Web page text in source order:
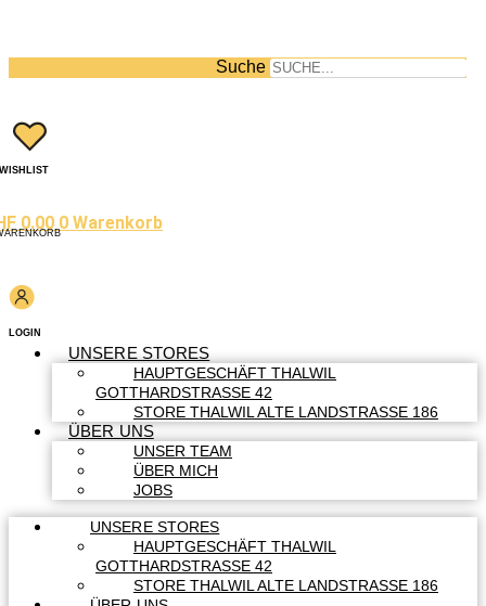
Suche
WISHLIST
0.00 0 Warenkorb
LOGIN
UNSERE STORES
HAUPTGESCHÄFT THALWIL
GOTTHARDSTRASSE 42
STORE THALWIL ALTE LANDSTRASSE 186
ÜBER UNS
UNSER TEAM
ÜBER MICH
JOBS
UNSERE STORES
HAUPTGESCHÄFT THALWIL
GOTTHARDSTRASSE 42
STORE THALWIL ALTE LANDSTRASSE 186